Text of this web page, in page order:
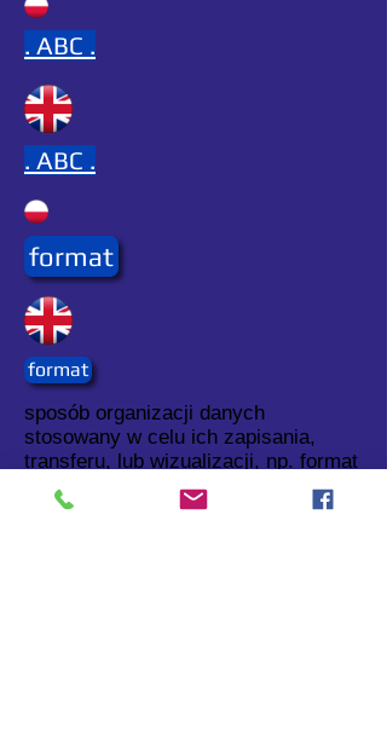
. ABC .
. ABC .
format
format
sposób organizacji danych
stosowany w celu ich zapisania,
transferu, lub wizualizacji, np. format
JPEG (patrz:
JPEG).